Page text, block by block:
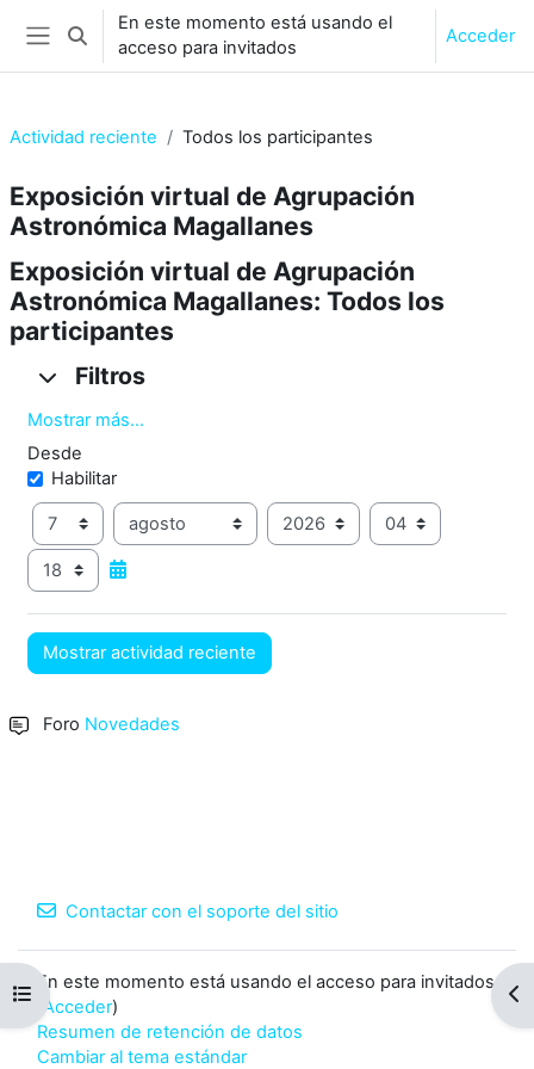
Salta al contenido principal
Panel lateral
Selector de búsqueda de entrada
En este momento está usando el
acceso para invitados
Acceder
Abrir índice del curso
Actividad reciente Todos los participantes
Exposición virtual de Agrupación
Astronómica Magallanes
Exposición virtual de Agrupación
Astronómica Magallanes: Todos los
participantes
Filtros
FiltrosFiltros
Mostrar más...
Desde
Desde
Habilitar
Día
Mes Año Hora
Minuto
Foro Novedades
Contactar con el soporte del sitio
En este momento está usando el acceso para invitados
Acceder)
Resumen de retención de datos
Cambiar al tema estándar